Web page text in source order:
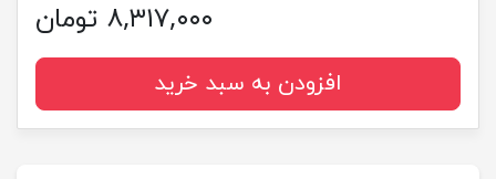
۸,۳۱۷,۰۰۰ تومان
افزودن به سبد خرید